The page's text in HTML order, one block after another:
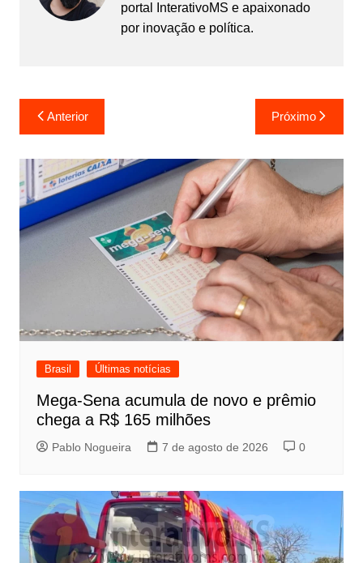
portal InterativoMS e apaixonado
por inovação e política.
Navegação
de
Post
Anterior Próximo
Brasil Últimas notícias
Mega-Sena acumula de novo e prêmio
chega a R$ 165 milhões
Pablo Nogueira 7 de agosto de 2026 0